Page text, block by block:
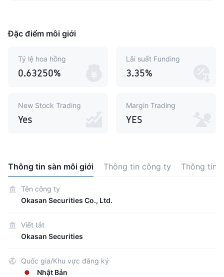
Đặc điểm môi giới
Tỷ lệ hoa hồng
0.63250%
Lãi suất Funding
3.35%
New Stock Trading
Yes
Margin Trading
YES
Thông tin sàn môi giới Thông tin công ty Thông tin
Tên công ty
Okasan Securities Co., Ltd.
Viết tắt
Okasan Securities
Quốc gia/Khu vực đăng ký
Nhật Bản